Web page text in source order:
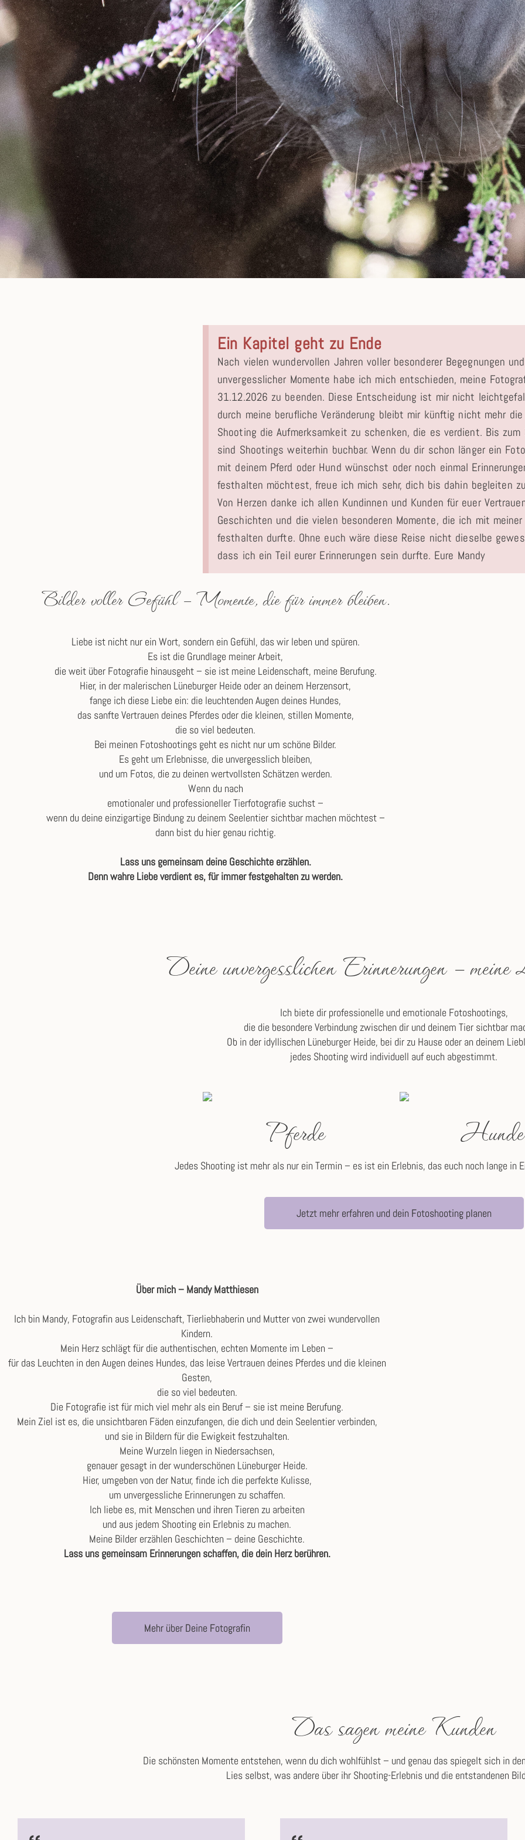
Ein Kapitel geht zu Ende
Nach vielen wundervollen Jahren voller besonderer Begegnungen und
unvergesslicher Momente habe ich mich entschieden, meine
31.12.2026 zu beenden. Diese Entscheidung ist mir nicht
durch meine berufliche Veränderung bleibt mir künftig nicht mehr
Shooting die Aufmerksamkeit zu schenken, die es verdient. Bis zum
sind Shootings weiterhin buchbar. Wenn du dir schon länger ein
mit deinem Pferd oder Hund wünschst oder noch einmal
festhalten möchtest, freue ich mich sehr, dich bis dahin begleiten
Von Herzen danke ich allen Kundinnen und Kunden für euer
Geschichten und die vielen besonderen Momente, die ich mit meiner
festhalten durfte. Ohne euch wäre diese Reise nicht dieselbe
dass ich ein Teil eurer Erinnerungen sein durfte. Eure Mandy
Bilder voller Gefühl – Momente, die für immer bleiben.
Liebe ist nicht nur ein Wort, sondern ein Gefühl, das wir leben und spüren.
Es ist die Grundlage meiner Arbeit,
die weit über Fotografie hinausgeht – sie ist meine Leidenschaft, meine Berufung.
Hier, in der malerischen Lüneburger Heide oder an deinem Herzensort,
fange ich diese Liebe ein: die leuchtenden Augen deines Hundes,
das sanfte Vertrauen deines Pferdes oder die kleinen, stillen Momente,
die so viel bedeuten.
Bei meinen Fotoshootings geht es nicht nur um schöne Bilder.
Es geht um Erlebnisse, die unvergesslich bleiben,
und um Fotos, die zu deinen wertvollsten Schätzen werden.
Wenn du nach
emotionaler und professioneller Tierfotografie suchst –
wenn du deine einzigartige Bindung zu deinem Seelentier sichtbar machen möchtest –
dann bist du hier genau richtig.
Lass uns gemeinsam deine Geschichte erzählen.
Denn wahre Liebe verdient es, für immer festgehalten zu werden.
Deine unvergesslichen Erinnerungen –
Ich biete dir professionelle und emotionale Fotoshootings,
die die besondere Verbindung zwischen dir und deinem Tier sichtbar
Ob in der idyllischen Lüneburger Heide, bei dir zu Hause oder an deinem
jedes Shooting wird individuell auf euch abgestimmt.
Pferde Hunde
Jedes Shooting ist mehr als nur ein Termin – es ist ein Erlebnis, das euch noch lange in
Jetzt mehr erfahren und dein Fotoshooting planen
Über mich – Mandy Matthiesen
Ich bin Mandy, Fotografin aus Leidenschaft, Tierliebhaberin und Mutter von zwei wundervollen
Kindern.
Mein Herz schlägt für die authentischen, echten Momente im Leben –
für das Leuchten in den Augen deines Hundes, das leise Vertrauen deines Pferdes und die kleinen
Gesten,
die so viel bedeuten.
Die Fotografie ist für mich viel mehr als ein Beruf – sie ist meine Berufung.
Mein Ziel ist es, die unsichtbaren Fäden einzufangen, die dich und dein Seelentier verbinden,
und sie in Bildern für die Ewigkeit festzuhalten.
Meine Wurzeln liegen in Niedersachsen,
genauer gesagt in der wunderschönen Lüneburger Heide.
Hier, umgeben von der Natur, finde ich die perfekte Kulisse,
um unvergessliche Erinnerungen zu schaffen.
Ich liebe es, mit Menschen und ihren Tieren zu arbeiten
und aus jedem Shooting ein Erlebnis zu machen.
Meine Bilder erzählen Geschichten – deine Geschichte.
Lass uns gemeinsam Erinnerungen schaffen, die dein Herz berühren.
Mehr über Deine Fotografin
Das sagen meine Kunden
Die schönsten Momente entstehen, wenn du dich wohlfühlst – und genau das spiegelt sich in
Lies selbst, was andere über ihr Shooting-Erlebnis und die entstandenen